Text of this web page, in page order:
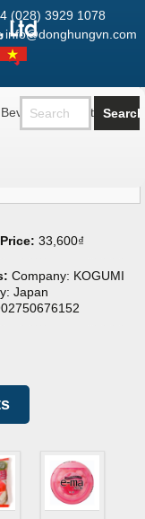
(028) 3929 1078
info@donghungvn.com
Beverage Pantry
Vị
Tổng Hợp
33,600₫
Company: KOGUMI
Japan